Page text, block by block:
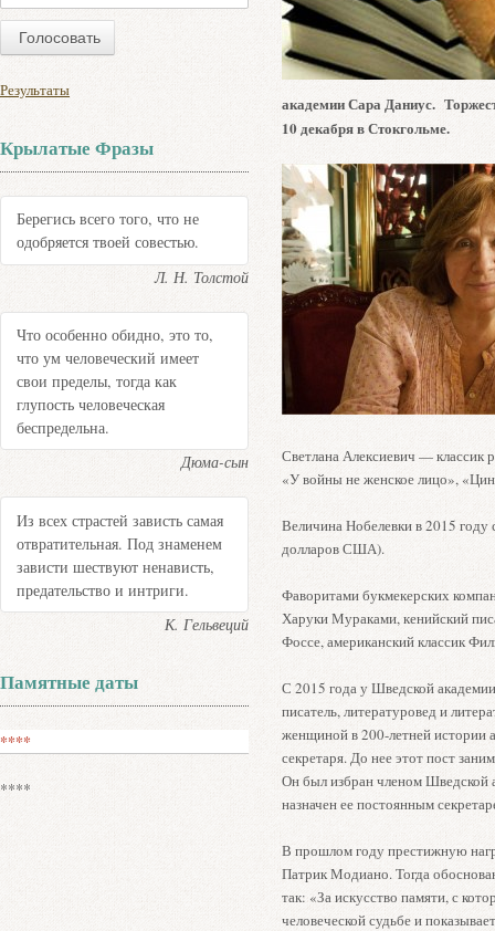
академии Сара Даниус.
10 декабря в Стокгольме.
Светлана Алексиевич — классик
«У войны не женское лицо»,
Величина Нобелевки в 2015
долларов США).
Фаворитами букмекерских
Харуки Мураками, кенийский
Фоссе, американский классик
С 2015 года у Шведской
писатель, литературовед и
женщиной в 200-летней истории
секретаря. До нее этот пост
Он был избран членом Шведской
назначен ее постоянным
В прошлом году престижную
Патрик Модиано. Тогда
так: «За искусство памяти, с
человеческой судьбе и
Результаты
Крылатые Фразы
Берегись всего того, что не
одобряется твоей совестью.
Л. Н. Толстой
Что особенно обидно, это то,
что ум человеческий имеет
свои пределы, тогда как
глупость человеческая
беспредельна.
Дюма-сын
Из всех страстей зависть самая
отвратительная. Под знаменем
зависти шествуют ненависть,
предательство и интриги.
К. Гельвеций
Памятные даты
****
****